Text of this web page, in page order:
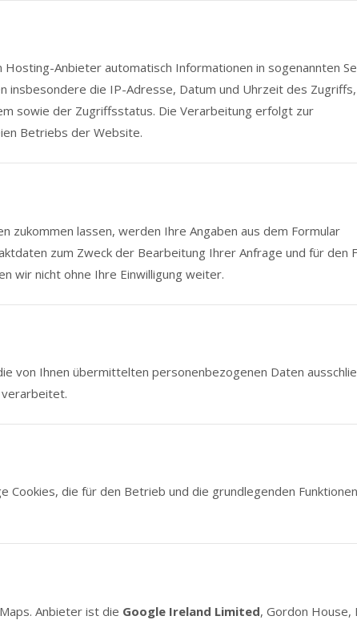
Anbieter automatisch Informationen in sogenannten
insbesondere die IP-Adresse, Datum und Uhrzeit des Zugriffs,
sowie der Zugriffsstatus. Die Verarbeitung erfolgt zur
Betriebs der Website.
zukommen lassen, werden Ihre Angaben aus dem Formular
zum Zweck der Bearbeitung Ihrer Anfrage und für den
wir nicht ohne Ihre Einwilligung weiter.
von Ihnen übermittelten personenbezogenen Daten
die für den Betrieb und die grundlegenden
Anbieter ist die Google Ireland Limited, Gordon House,